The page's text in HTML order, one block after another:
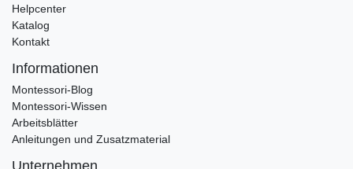
Helpcenter
Katalog
Kontakt
Informationen
Montessori-Blog
Montessori-Wissen
Arbeitsblätter
Anleitungen und Zusatzmaterial